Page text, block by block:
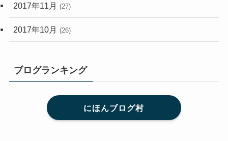
2017年11月 (27)
2017年10月 (26)
ブログランキング
にほんブログ村